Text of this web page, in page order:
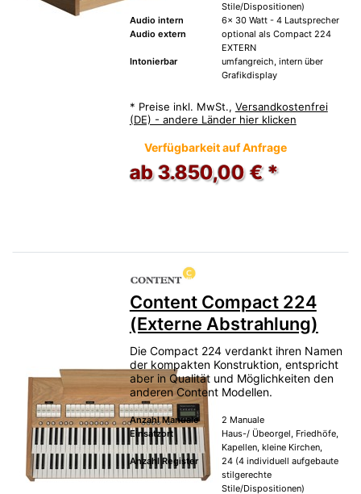
Stile/Dispositionen)
Audio intern
6x 30 Watt - 4 Lautsprecher
Audio extern
optional als Compact 224
EXTERN
Intonierbar
umfangreich, intern über
Grafikdisplay
* Preise inkl. MwSt., Versandkostenfrei
(DE) - andere Länder hier klicken
Verfügbarkeit auf Anfrage
ab 3.850,00 € *
Content Compact 224
(Externe Abstrahlung)
Die Compact 224 verdankt ihren Namen
der kompakten Konstruktion, entspricht
aber in Qualität und Möglichkeiten den
anderen Content Modellen.
Anzahl Manuale
2 Manuale
Einsatzort
Haus-/ Übeorgel, Friedhöfe,
Kapellen, kleine Kirchen,
Anzahl Register
24 (4 individuell aufgebaute
stilgerechte
Stile/Dispositionen)